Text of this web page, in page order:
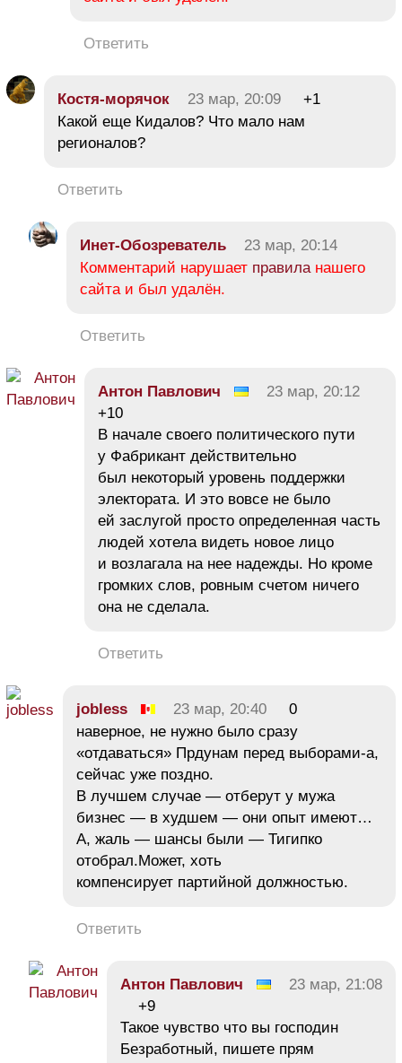
Ответить
Костя-морячок 23 мар, 20:09
+1
Какой еще Кидалов? Что мало нам
регионалов?
Ответить
Инет-Обозреватель
23 мар, 20:14
Комментарий нарушает правила нашего
сайта и был удалён.
Ответить
Антон Павлович
23 мар, 20:12
+10
В начале своего политического пути
у Фабрикант действительно
был некоторый уровень поддержки
электората. И это вовсе не было
ей заслугой просто определенная часть
людей хотела видеть новое лицо
и возлагала на нее надежды. Но кроме
громких слов, ровным счетом ничего
она не сделала.
Ответить
jobless 23 мар, 20:40
0
наверное, не нужно было сразу
«отдаваться» Прдунам перед выборами-а,
сейчас уже поздно.
В лучшем случае — отберут у мужа
бизнес — в худшем — они опыт имеют…
А, жаль — шансы были — Тигипко
отобрал.Может, хоть
компенсирует партийной должностью.
Ответить
Антон Павлович
23 мар, 21:08
+9
Такое чувство что вы господин
Безработный, пишете прям